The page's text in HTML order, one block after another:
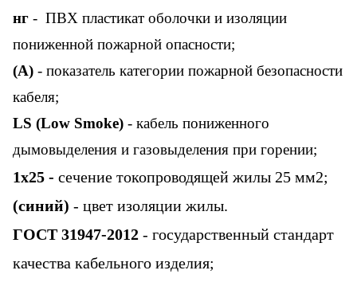
нг - ПВХ пластикат оболочки и изоляции
пониженной пожарной опасности;
(А) - показатель категории пожарной безопасности
кабеля;
LS (Low Smoke) - кабель пониженного
дымовыделения и газовыделения при горении;
1х25 - сечение токопроводящей жилы 25 мм2;
(синий) - цвет изоляции жилы.
ГОСТ 31947-2012 - государственный стандарт
качества кабельного изделия;